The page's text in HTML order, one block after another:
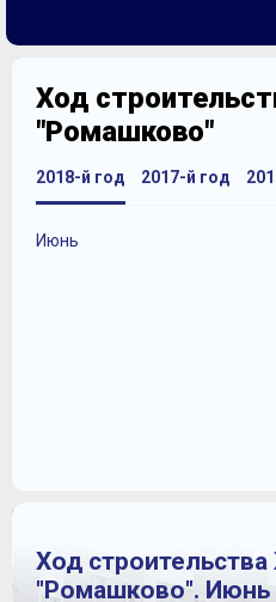
Ход
"Ромашково"
2018-й год
Июнь
2017-й год
Ход
"Ромашково". Июнь